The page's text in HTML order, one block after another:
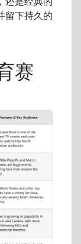
留下持久的
赛